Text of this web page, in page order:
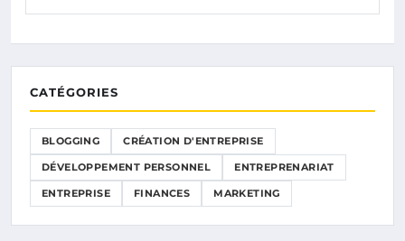
CATÉGORIES
BLOGGING CRÉATION D'ENTREPRISE
DÉVELOPPEMENT PERSONNEL ENTREPRENARIAT
ENTREPRISE FINANCES MARKETING